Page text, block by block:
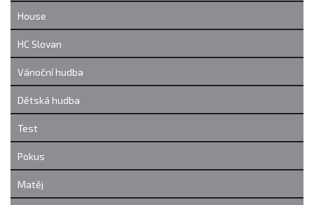
House
HC Slovan
Vánoční hudba
Dětská hudba
Test
Pokus
Matěj